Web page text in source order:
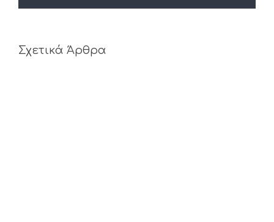
Σχετικά Άρθρα